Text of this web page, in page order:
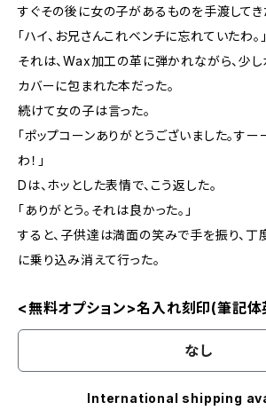
すぐその後に女の子があるものを手渡してき
「ハイ、お兄さんこれベンチに忘れていたわ。」
それは、Wax加工の革に弾かれながら、少し
カバーに包まれた本だった。
続けて女の子は言った。
「ポップコーンありがとうございました。すー
わ！」
Dは、ホッとした表情で、こう返した。
「ありがとう。それは良かった。」
すると、子供達は満面の笑みで手を振り、丁
に乗り込み消えて行った。
<無料オプション>名入れ刻印(筆記体
なし
International shipping